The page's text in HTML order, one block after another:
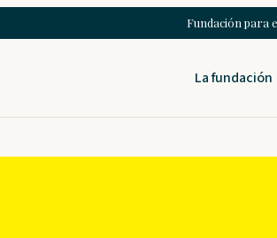
Fundación para
La fundación